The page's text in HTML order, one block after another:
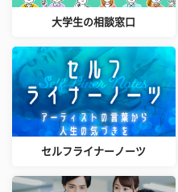
大学生の相談窓口
セルフライナーノーツ